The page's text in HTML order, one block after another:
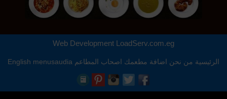
Web Development LoadServ.com.eg
الرئيسية من نحن اضافة مطعمك اصحاب المطاعم menusaudia
English